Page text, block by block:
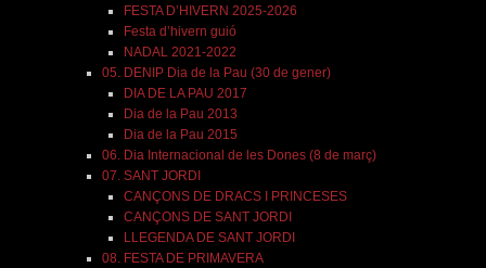
FESTA D’HIVERN 2025-2026
Festa d’hivern guió
NADAL 2021-2022
05. DENIP Dia de la Pau (30 de gener)
DIA DE LA PAU 2017
Dia de la Pau 2013
Dia de la Pau 2015
06. Dia Internacional de les Dones (8 de març)
07. SANT JORDI
CANÇONS DE DRACS I PRINCESES
CANÇONS DE SANT JORDI
LLEGENDA DE SANT JORDI
08. FESTA DE PRIMAVERA